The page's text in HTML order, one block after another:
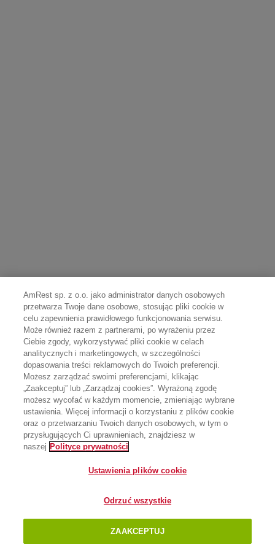
AmRest sp. z o.o. jako administrator danych osobowych
przetwarza Twoje dane osobowe, stosując pliki cookie w
celu zapewnienia prawidłowego funkcjonowania serwisu.
Może również razem z partnerami, po wyrażeniu przez
Ciebie zgody, wykorzystywać pliki cookie w celach
analitycznych i marketingowych, w szczególności
dopasowania treści reklamowych do Twoich preferencji.
Możesz zarządzać swoimi preferencjami, klikając
„Zaakceptuj” lub „Zarządzaj cookies”. Wyrażoną zgodę
możesz wycofać w każdym momencie, zmieniając wybrane
ustawienia. Więcej informacji o korzystaniu z plików cookie
oraz o przetwarzaniu Twoich danych osobowych, w tym o
przysługujących Ci uprawnieniach, znajdziesz w
naszej Polityce prywatności
Ustawienia plików cookie
Odrzuć wszystkie
ZAAKCEPTUJ